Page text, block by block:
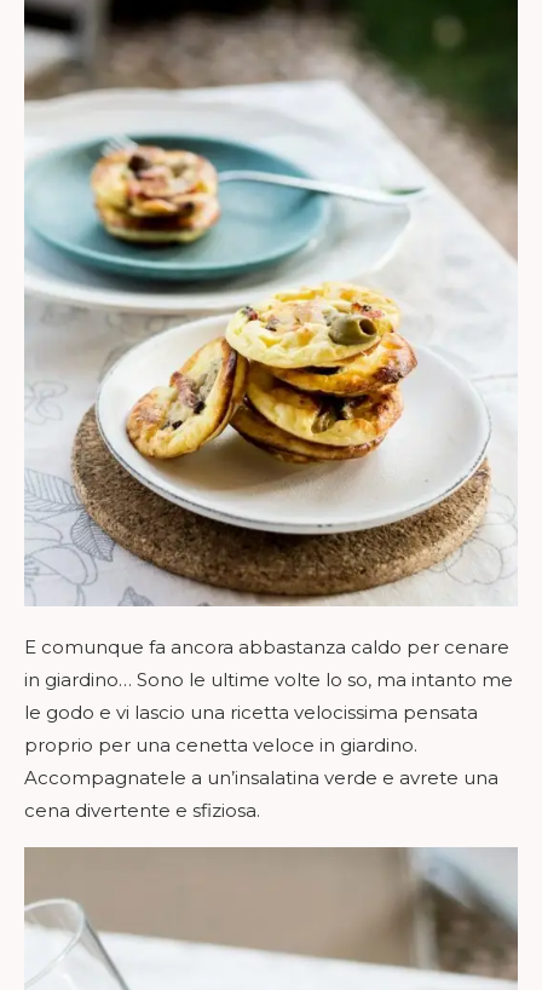
E comunque fa ancora abbastanza caldo per cenare
in giardino… Sono le ultime volte lo so, ma intanto me
le godo e vi lascio una ricetta velocissima pensata
proprio per una cenetta veloce in giardino.
Accompagnatele a un’insalatina verde e avrete una
cena divertente e sfiziosa.